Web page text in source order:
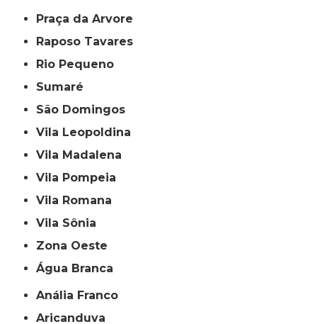
Praça da Arvore
Raposo Tavares
Rio Pequeno
Sumaré
São Domingos
Vila Leopoldina
Vila Madalena
Vila Pompeia
Vila Romana
Vila Sônia
Zona Oeste
Água Branca
Anália Franco
Aricanduva